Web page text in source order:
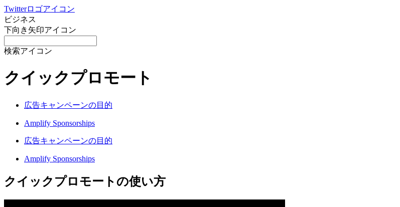
Twitterロゴアイコン
ビジネス
下向き矢印アイコン
検索アイコン
クイックプロモート
広告キャンペーンの目的
Amplify Sponsorships
広告キャンペーンの目的
Amplify Sponsorships
クイックプロモートの使い方